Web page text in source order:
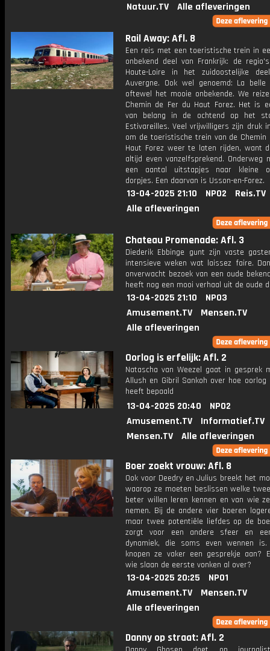
Natuur.TV
Alle afleveringen
Rail Away: Afl. 8
Een reis met een toeristische trein in
onbekend deel van Frankrijk: de
Haute-Loire in het zuidoostelijke
Auvergne. Ook wel genoemd: La belle
oftewel het mooie onbekende. We
Chemin de Fer du Haut Forez. Het is
van belang in de ochtend op het
Estivareilles. Veel vrijwilligers zijn druk
om de toeristische trein van de Chemin
Haut Forez weer te laten rijden, want
altijd even vanzelfsprekend. Onderweg
een aantal uitstapjes naar kleine
dorpjes. Een daarvan is Usson-en-Forez.
13-04-2025 21:10 NPO2
Reis.TV
Alle afleveringen
Chateau Promenade: Afl. 3
Diederik Ebbinge gunt zijn vaste
intensieve weken wat laissez faire.
onverwacht bezoek van een oude
heeft nog een mooi verhaal uit de oude
13-04-2025 21:10
NPO3
Amusement.TV
Mensen.TV
Alle afleveringen
Oorlog is erfelijk: Afl. 2
Natascha van Weezel gaat in gesprek
Allush en Gibril Sankoh over hoe oorlog
heeft bepaald
13-04-2025 20:40
NPO2
Amusement.TV
Informatief.TV
Mensen.TV
Alle afleveringen
Boer zoekt vrouw: Afl. 8
Ook voor Deedry en Julius breekt het
waarop ze moeten beslissen welke
beter willen leren kennen en van wie
nemen. Bij de andere vier boeren
maar twee potentiële liefdes op de
zorgt voor een andere sfeer en
dynamiek, die soms even wennen
knopen ze vaker een gesprekje aan?
wie slaan de eerste vonken al over?
13-04-2025 20:25
NPO1
Amusement.TV
Mensen.TV
Alle afleveringen
Danny op straat: Afl. 2